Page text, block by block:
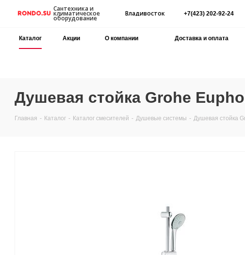
Сантехника и
климатическое
оборудование
Владивосток +7(423) 202-92-24
Каталог Акции О компании Доставка и оплата
Душевая стойка Grohe
Главная - Каталог - Каталог смесителей - Душевые системы - Душевая стойка